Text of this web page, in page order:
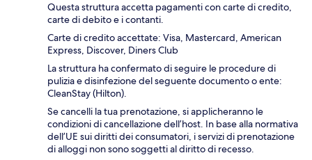
Questa struttura accetta pagamenti con carte di credito,
carte di debito e i contanti.
Carte di credito accettate: Visa, Mastercard, American
Express, Discover, Diners Club
La struttura ha confermato di seguire le procedure di
pulizia e disinfezione del seguente documento o ente:
CleanStay (Hilton).
Se cancelli la tua prenotazione, si applicheranno le
condizioni di cancellazione dell’host. In base alla normativa
dell’UE sui diritti dei consumatori, i servizi di prenotazione
di alloggi non sono soggetti al diritto di recesso.